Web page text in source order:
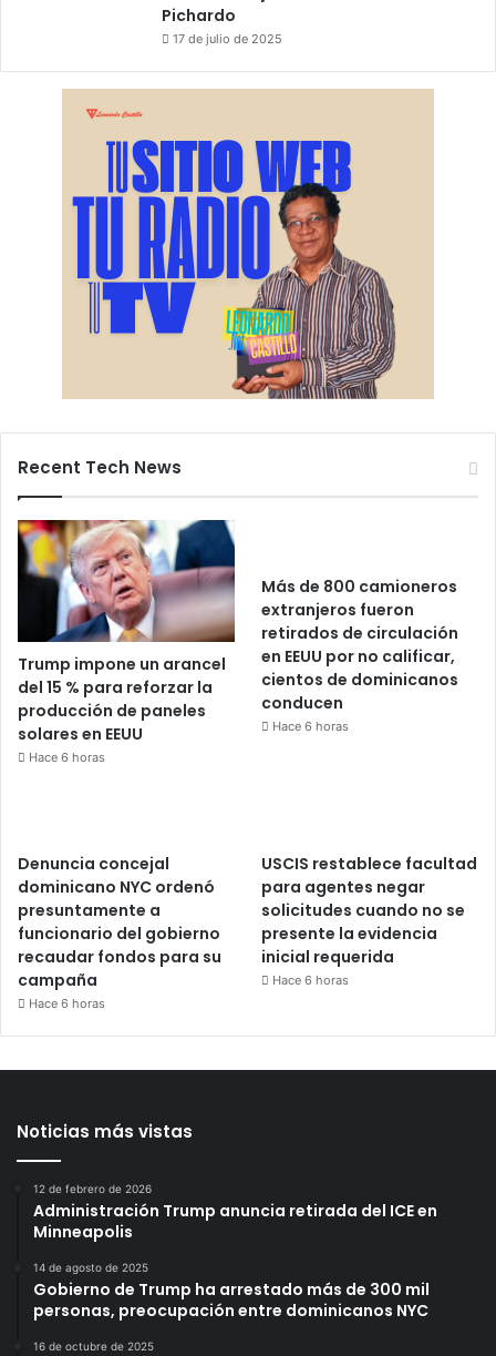
Pichardo
17 de julio de 2025
Recent Tech News
Trump impone un arancel
del 15 % para reforzar la
producción de paneles
solares en EEUU
Hace 6 horas
Más de 800 camioneros
extranjeros fueron
retirados de circulación
en EEUU por no calificar,
cientos de dominicanos
conducen
Hace 6 horas
Denuncia concejal
dominicano NYC ordenó
presuntamente a
funcionario del gobierno
recaudar fondos para su
campaña
Hace 6 horas
USCIS restablece facultad
para agentes negar
solicitudes cuando no se
presente la evidencia
inicial requerida
Hace 6 horas
Noticias más vistas
12 de febrero de 2026
Administración Trump anuncia retirada del ICE en
Minneapolis
14 de agosto de 2025
Gobierno de Trump ha arrestado más de 300 mil
personas, preocupación entre dominicanos NYC
16 de octubre de 2025